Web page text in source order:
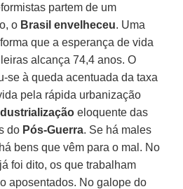
partem de um
o Brasil envelheceu. Uma
que a esperança de vida
alcança 74,4 anos. O
se à queda acentuada da taxa
pela rápida urbanização
eloquente das
do Pós-Guerra. Se há males
bens que vêm para o mal. No
foi dito, os que trabalham
aposentados. No galope do